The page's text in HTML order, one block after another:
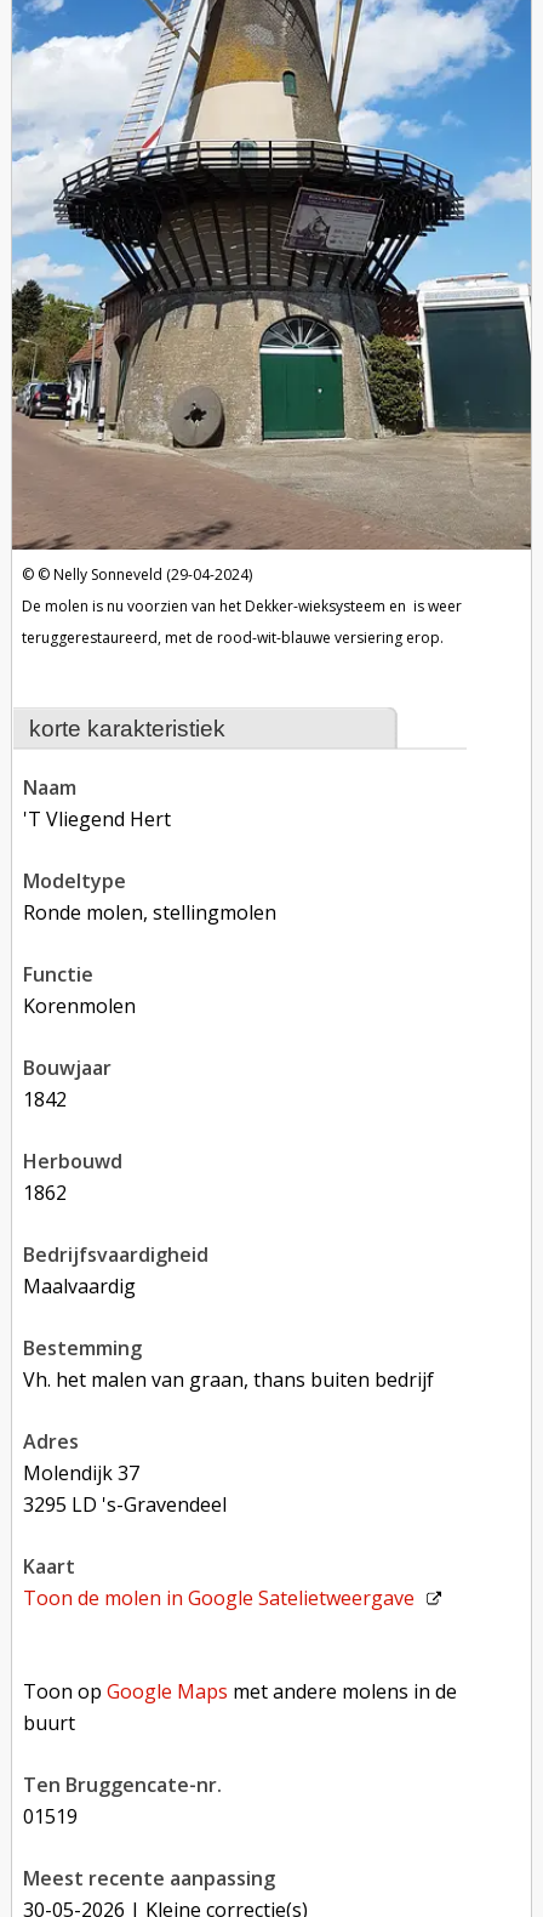
korte karakteristiek
naam
't Vliegend Hert
modeltype
Ronde molen, stellingmolen
functie
korenmolen
bouwjaar
1842
herbouwd
1862
bedrijfsvaardigheid
Maalvaardig
bestemming
Vh. het malen van graan, thans buiten bedrijf
adres
Molendijk 37
3295 LD 's-Gravendeel
kaart
Toon de molen inGoogle Satelietweergave
Toon opGoogle Maps met andere molens in de
buurt
Ten Bruggencate-nr.
01519
Meest recente aanpassing
30-05-2026 | Kleine correctie(s)
Nelly Sonneveld (29-04-2024)
De molen is nu voorzien van het Dekker-wieksysteem en is weer
teruggerestaureerd, met de rood-wit-blauwe versiering erop.